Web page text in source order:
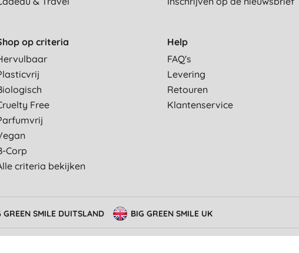
op criteria
Free
Corp
criteria bekijken
Help
FAQ's
Levering
Retouren
Klantenservice
GREEN SMILE DUITSLAND BIG GREEN SMILE UK